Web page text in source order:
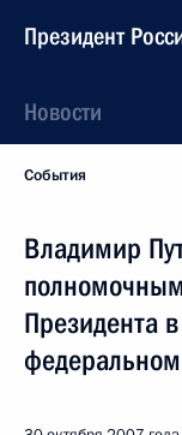
Президент
Новости
События
Владимир
Президента